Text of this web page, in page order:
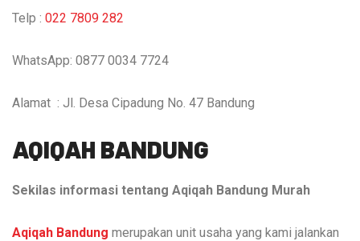
Telp : 022 7809 282
WhatsApp: 0877 0034 7724
Alamat : Jl. Desa Cipadung No. 47 Bandung
AQIQAH BANDUNG
Sekilas informasi tentang Aqiqah Bandung Murah
Aqiqah Bandung merupakan unit usaha yang kami jalankan